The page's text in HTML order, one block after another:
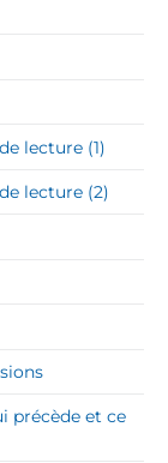
lecture (1)
lecture (2)
précède et ce